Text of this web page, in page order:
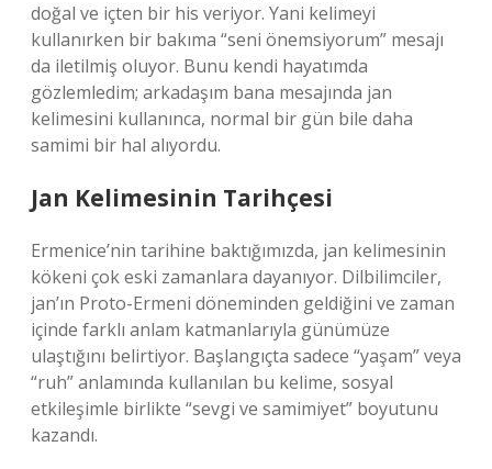
doğal ve içten bir his veriyor. Yani kelimeyi
kullanırken bir bakıma “seni önemsiyorum” mesajı
da iletilmiş oluyor. Bunu kendi hayatımda
gözlemledim; arkadaşım bana mesajında jan
kelimesini kullanınca, normal bir gün bile daha
samimi bir hal alıyordu.
Jan Kelimesinin Tarihçesi
Ermenice’nin tarihine baktığımızda, jan kelimesinin
kökeni çok eski zamanlara dayanıyor. Dilbilimciler,
jan’ın Proto-Ermeni döneminden geldiğini ve zaman
içinde farklı anlam katmanlarıyla günümüze
ulaştığını belirtiyor. Başlangıçta sadece “yaşam” veya
“ruh” anlamında kullanılan bu kelime, sosyal
etkileşimle birlikte “sevgi ve samimiyet” boyutunu
kazandı.